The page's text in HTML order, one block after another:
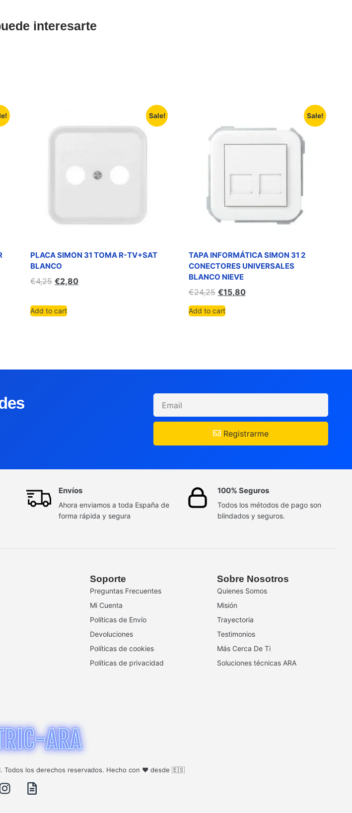
interesarte
Sale!
PLACA SIMON 31 TOMA R-TV+SAT
BLANCO
€4,25 €2,80
Add to cart
Sale!
TAPA INFORMÁTICA SIMON 31 2
CONECTORES UNIVERSALES
BLANCO NIEVE
€24,25 €15,80
Add to cart
Registrarme
Envíos
Ahora enviamos a toda España de
forma rápida y segura
100% Seguros
Todos los métodos de pago son
blindados y seguros.
Soporte
Preguntas Frecuentes
Mi Cuenta
Políticas de Envío
Devoluciones
Políticas de cookies
Políticas de privacidad
Sobre Nosotros
Quienes Somos
Misión
Trayectoria
Testimonios
Más Cerca De Ti
Soluciones técnicas ARA
Todos los derechos reservados. Hecho con ❤️ desde 🇪🇸